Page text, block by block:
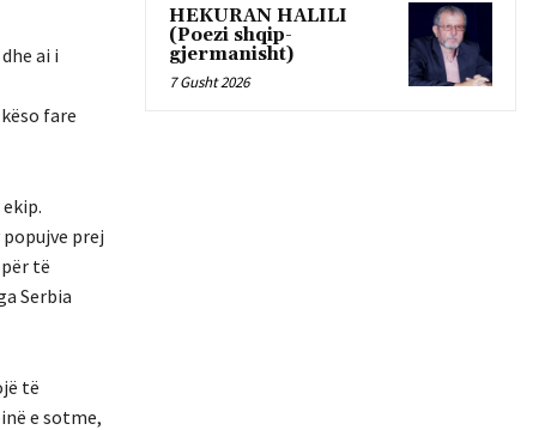
ai i
fare
prej
të
Serbia
të
e sotme,
HEKURAN HALILI
(Poezi shqip-
gjermanisht)
7 Gusht 2026